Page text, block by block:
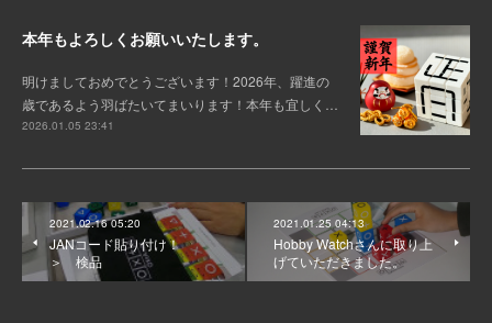
本年もよろしくお願いいたします。
明けましておめでとうございます！2026年、躍進の
歳であるよう羽ばたいてまいります！本年も宜しく…
2026.01.05 23:41
2021.02.16 05:20
JANコード貼り付け！
＞ 検品
2021.01.25 04:13
Hobby Watchさんに取り上
げていただきました。